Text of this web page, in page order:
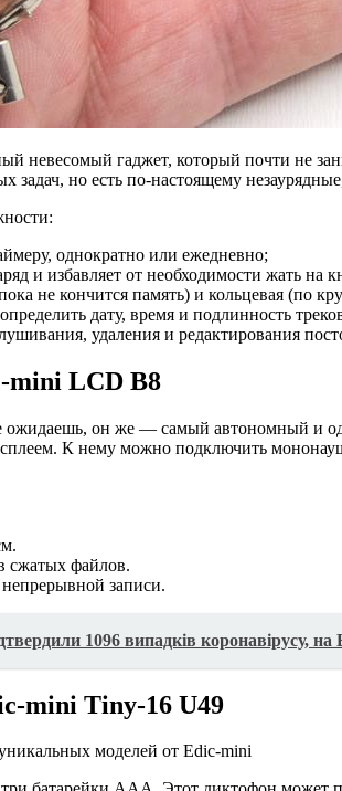
невесомый гаджет, который почти не
задач, но есть по-настоящему
однократно или ежедневно;
и избавляет от необходимости жать на
не кончится память) и кольцевая (по
дату, время и подлинность
удаления и редактирования
mini LCD B8
ожидаешь, он же — самый автономный и
К нему можно подключить
сжатых файлов.
записи.
1096 випадків коронавірусу,
mini Tiny-16 U49